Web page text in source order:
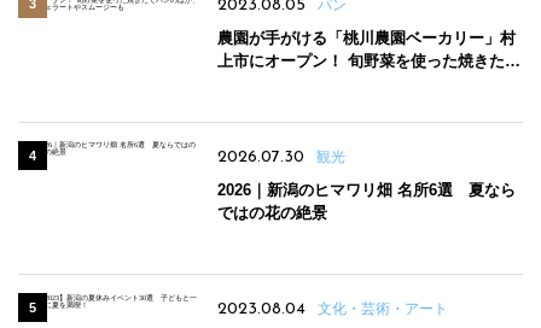
2023.08.05 パン
農園が手がける「桃川農園ベーカリー」村
上市にオープン！ 旬野菜を使った焼きたて
2026.07.30 観光
2026｜新潟のヒマワリ畑 名所6選 夏なら
ではの花の絶景
2023.08.04 文化・芸術・アート